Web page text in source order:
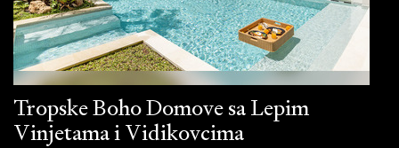
Tropske Boho Domove sa Lepim
Vinjetama i Vidikovcima